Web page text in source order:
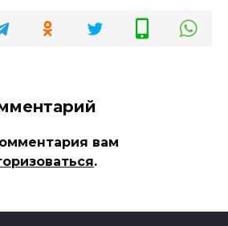
вам
.